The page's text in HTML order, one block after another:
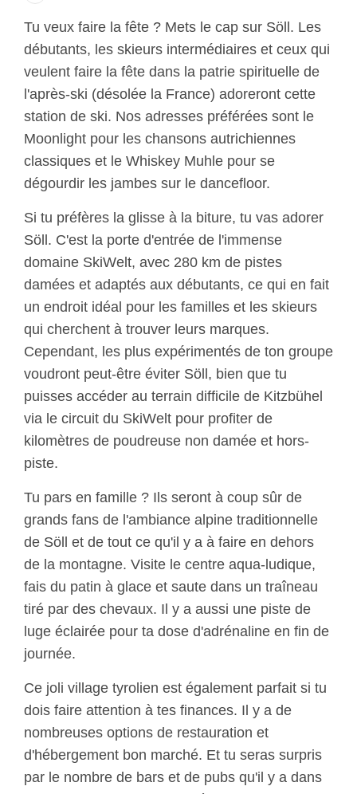
Tu veux faire la fête ? Mets le cap sur Söll. Les
débutants, les skieurs intermédiaires et ceux qui
veulent faire la fête dans la patrie spirituelle de
l'après-ski (désolée la France) adoreront cette
station de ski. Nos adresses préférées sont le
Moonlight pour les chansons autrichiennes
classiques et le Whiskey Muhle pour se
dégourdir les jambes sur le dancefloor.
Si tu préfères la glisse à la biture, tu vas adorer
Söll. C'est la porte d'entrée de l'immense
domaine SkiWelt, avec 280 km de pistes
damées et adaptés aux débutants, ce qui en fait
un endroit idéal pour les familles et les skieurs
qui cherchent à trouver leurs marques.
Cependant, les plus expérimentés de ton groupe
voudront peut-être éviter Söll, bien que tu
puisses accéder au terrain difficile de Kitzbühel
via le circuit du SkiWelt pour profiter de
kilomètres de poudreuse non damée et hors-
piste.
Tu pars en famille ? Ils seront à coup sûr de
grands fans de l'ambiance alpine traditionnelle
de Söll et de tout ce qu'il y a à faire en dehors
de la montagne. Visite le centre aqua-ludique,
fais du patin à glace et saute dans un traîneau
tiré par des chevaux. Il y a aussi une piste de
luge éclairée pour ta dose d'adrénaline en fin de
journée.
Ce joli village tyrolien est également parfait si tu
dois faire attention à tes finances. Il y a de
nombreuses options de restauration et
d'hébergement bon marché. Et tu seras surpris
par le nombre de bars et de pubs qu'il y a dans